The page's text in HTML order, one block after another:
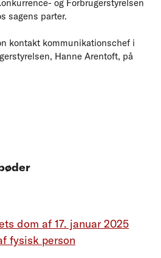
og Forbrugerstyrelsen
sagens parter.
kontakt kommunikationschef i
Hanne Arentoft, på
dom af 17. januar 2025
fysisk person